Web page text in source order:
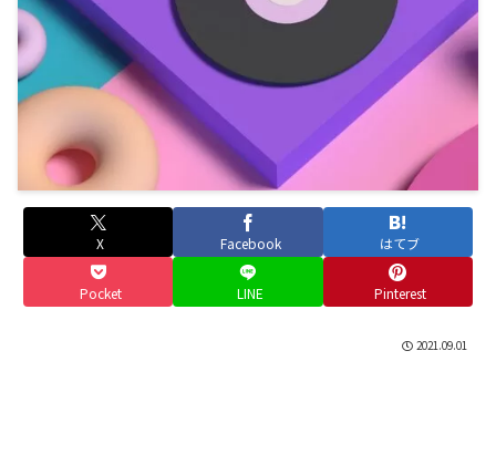
X Facebook はてブ
Pocket LINE Pinterest
2021.09.01